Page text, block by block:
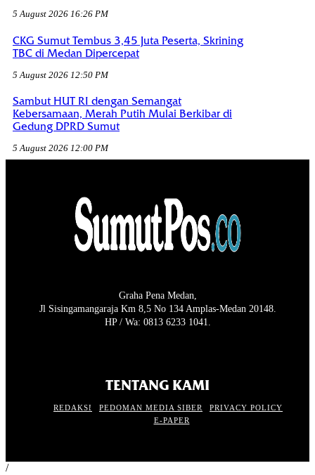
5 August 2026 16:26 PM
CKG Sumut Tembus 3,45 Juta Peserta, Skrining
TBC di Medan Dipercepat
5 August 2026 12:50 PM
Sambut HUT RI dengan Semangat
Kebersamaan, Merah Putih Mulai Berkibar di
Gedung DPRD Sumut
5 August 2026 12:00 PM
Graha Pena Medan,
Jl Sisingamangaraja Km 8,5 No 134 Amplas-Medan 20148.
HP / Wa: 0813 6233 1041.
TENTANG KAMI
REDAKSI PEDOMAN MEDIA SIBER
PRIVACY POLICY
E-PAPER
/